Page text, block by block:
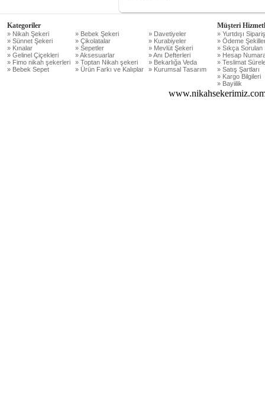
Kategoriler
» Nikah Şekeri » Bebek Şekeri
» Davetiyeler
» Sünnet Şekeri
» Çikolatalar
» Kurabiyeler
» Kınalar
» Sepetler
» Mevlüt Şekeri
» Gelinel Çiçekleri
» Aksesuarlar
» Anı Defterleri
» Fimo nikah şekerleri
» Toptan Nikah şekeri
» Bekarlığa Veda
» Bebek Sepet
» Ürün Farkı ve Kalıplar » Kurumsal Tasarım
Müşteri
» Yurtdışı
» Ödeme
» Sıkça Sorulan
» Hesap
» Teslimat
» Satış Şartları
» Kargo Bilgileri
» Bayiilik